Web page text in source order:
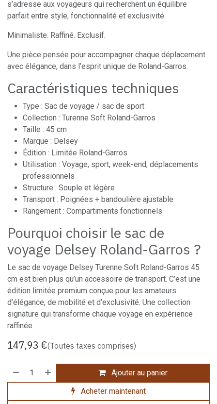
s’adresse aux voyageurs qui recherchent un équilibre
parfait entre style, fonctionnalité et exclusivité.
Minimaliste. Raffiné. Exclusif.
Une pièce pensée pour accompagner chaque déplacement
avec élégance, dans l’esprit unique de Roland-Garros.
Caractéristiques techniques
Type : Sac de voyage / sac de sport
Collection : Turenne Soft Roland-Garros
Taille : 45 cm
Marque : Delsey
Édition : Limitée Roland-Garros
Utilisation : Voyage, sport, week-end, déplacements
professionnels
Structure : Souple et légère
Transport : Poignées + bandoulière ajustable
Rangement : Compartiments fonctionnels
Pourquoi choisir le sac de
voyage Delsey Roland-Garros ?
Le sac de voyage Delsey Turenne Soft Roland-Garros 45
cm est bien plus qu’un accessoire de transport. C’est une
édition limitée premium conçue pour les amateurs
d’élégance, de mobilité et d’exclusivité. Une collection
signature qui transforme chaque voyage en expérience
raffinée.
147,93 €(Toutes taxes comprises)
Ajouter au panier
Acheter maintenant